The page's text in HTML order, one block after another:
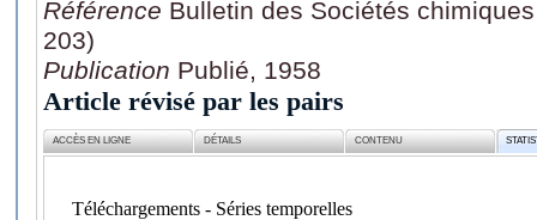
Référence Bulletin des Sociétés
203)
Publication Publié, 1958
Article révisé par les pairs
ACCÈS EN LIGNE DÉTAILS CONTENU